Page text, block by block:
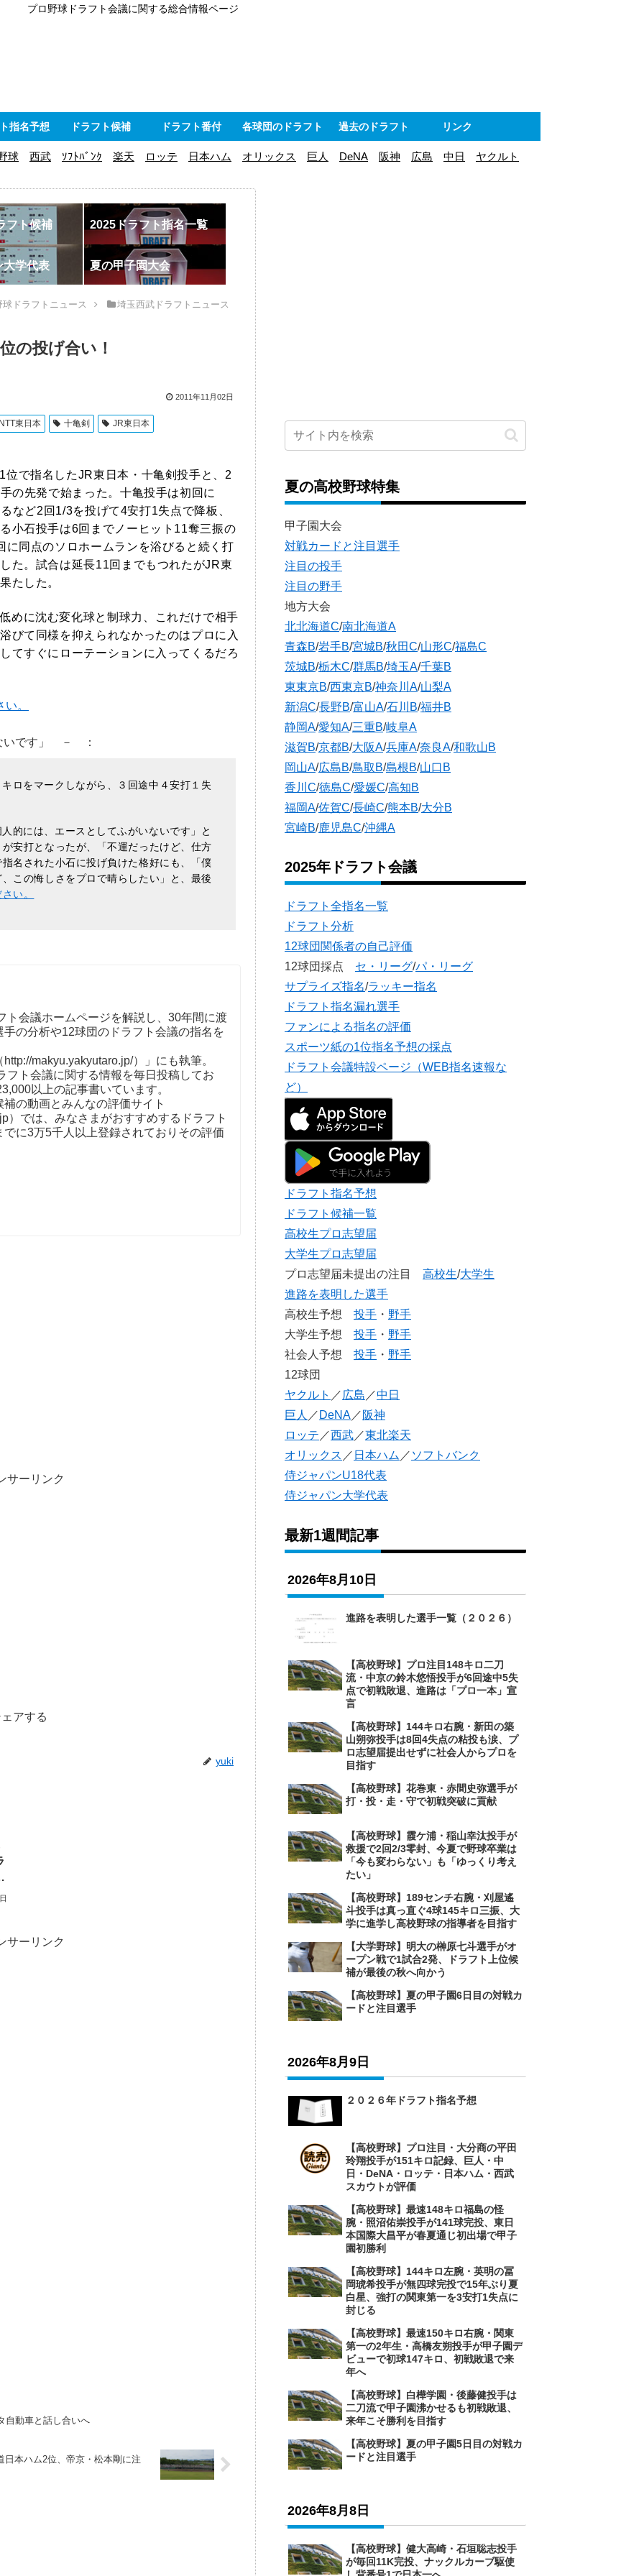
プロ野球ドラフト会議に関する総合情報ページ
指名予想 ドラフト候補 ドラフト番付 各球団のドラフト 過去のドラフト リンク
球 西武 ｿﾌﾄﾊﾞﾝｸ 楽天 ロッテ 日本ハム オリックス 巨人 DeNA 阪神 広島 中日 ヤクルト
フト候補 2025ドラフト指名一覧
大学代表 夏の甲子園大会
球ドラフトニュース 埼玉西武ドラフトニュース
の投げ合い！
2011年11月02日
東日本 十亀剣 JR東日本
で指名したJR東日本・十亀剣投手と、2
の先発で始まった。 十亀投手は初回に
など2回1/3を投げて4安打1失点で降板、
小石投手は6回までノーヒット11奪三振の
同点のソロホームランを浴びると続く打
た。試合は延長11回までもつれたがJR東
たした。
めに沈む変化球と制球力、これだけで相手
びて同様を抑えられなかったのはプロに入
てすぐにローテーションに入ってくるだろ
。
いです」 － ：
ロをマークしながら、３回途中４安打１失
的には、エースとしてふがいないです」と
安打となったが、「不運だったけど、仕方
名された小石に投げ負けた格好にも、「僕
この悔しさをプロで晴らしたい」と、最後
い。
会議ホームページを解説し、30年間に渡
の分析や12球団のドラフト会議の指名を
makyu.yakyutaro.jp/）」にも執筆。
ト会議に関する情報を毎日投稿してお
以上の記事書いています。
の動画とみんなの評価サイト
）では、みなさまがおすすめするドラフト
に3万5千人以上登録されておりその評価
サーリンク
アする
yuki
サーリンク
自動車と話し合いへ
本ハム2位、帝京・松本剛に注
夏の高校野球特集
甲子園大会
対戦カードと注目選手
注目の投手
注目の野手
地方大会
北北海道C/南北海道A
青森B/岩手B/宮城B/秋田C/山形C/福島C
茨城B/栃木C/群馬B/埼玉A/千葉B
東東京B/西東京B/神奈川A/山梨A
新潟C/長野B/富山A/石川B/福井B
静岡A/愛知A/三重B/岐阜A
滋賀B/京都B/大阪A/兵庫A/奈良A/和歌山B
岡山A/広島B/鳥取B/島根B/山口B
香川C/徳島C/愛媛C/高知B
福岡A/佐賀C/長崎C/熊本B/大分B
宮崎B/鹿児島C/沖縄A
2025年ドラフト会議
ドラフト全指名一覧
ドラフト分析
12球団関係者の自己評価
12球団採点 セ・リーグ/パ・リーグ
サプライズ指名/ラッキー指名
ドラフト指名漏れ選手
ファンによる指名の評価
スポーツ紙の1位指名予想の採点
ドラフト会議特設ページ（WEB指名速報な
ど）
ドラフト指名予想
ドラフト候補一覧
高校生プロ志望届
大学生プロ志望届
プロ志望届未提出の注目 高校生/大学生
進路を表明した選手
高校生予想 投手 ・ 野手
大学生予想 投手 ・ 野手
社会人予想 投手 ・ 野手
12球団
ヤクルト ／ 広島 ／中日
巨人 ／ DeNA ／ 阪神
ロッテ ／西武 ／東北楽天
オリックス ／ 日本ハム ／ ソフトバンク
侍ジャパンU18代表
侍ジャパン大学代表
最新1週間記事
2026年8月10日
進路を表明した選手一覧（２０２６）
【高校野球】プロ注目148キロ二刀
流・中京の鈴木悠悟投手が6回途中5失
点で初戦敗退、進路は「プロ一本」宣
言
【高校野球】144キロ右腕・新田の築
山朔弥投手は8回4失点の粘投も涙、プ
ロ志望届提出せずに社会人からプロを
目指す
【高校野球】花巻東・赤間史弥選手が
打・投・走・守で初戦突破に貢献
【高校野球】霞ケ浦・稲山幸汰投手が
救援で2回2/3零封、今夏で野球卒業は
「今も変わらない」も「ゆっくり考え
たい」
【高校野球】189センチ右腕・刈屋遙
斗投手は真っ直ぐ4球145キロ三振、大
学に進学し高校野球の指導者を目指す
【大学野球】明大の榊原七斗選手がオ
ープン戦で1試合2発、ドラフト上位候
補が最後の秋へ向かう
【高校野球】夏の甲子園6日目の対戦カ
ードと注目選手
2026年8月9日
２０２６年ドラフト指名予想
【高校野球】プロ注目・大分商の平田
玲翔投手が151キロ記録、巨人・中
日・DeNA・ロッテ・日本ハム・西武
スカウトが評価
【高校野球】最速148キロ福島の怪
腕・照沼佑崇投手が141球完投、東日
本国際大昌平が春夏通じ初出場で甲子
園初勝利
【高校野球】144キロ左腕・英明の冨
岡琥希投手が無四球完投で15年ぶり夏
白星、強打の関東第一を3安打1失点に
封じる
【高校野球】最速150キロ右腕・関東
第一の2年生・高橋友朔投手が甲子園デ
ビューで初球147キロ、初戦敗退で来
年へ
【高校野球】白樺学園・後藤健投手は
二刀流で甲子園沸かせるも初戦敗退、
来年こそ勝利を目指す
【高校野球】夏の甲子園5日目の対戦カ
ードと注目選手
2026年8月8日
【高校野球】健大高崎・石垣聡志投手
が毎回11K完投、ナックルカーブ駆使